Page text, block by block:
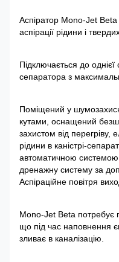
Аспіратор Mono-Jet
аспірації рідини і
Підключається до однієї
сепаратора з
Поміщений у
кутами, оснащений
захистом від перегріву,
рідини в каністрі-
автоматичною системою
дренажну систему за
Аспіраційне повітря
Mono-Jet Beta потребує
що під час наповнення
зливає в каналізацію.